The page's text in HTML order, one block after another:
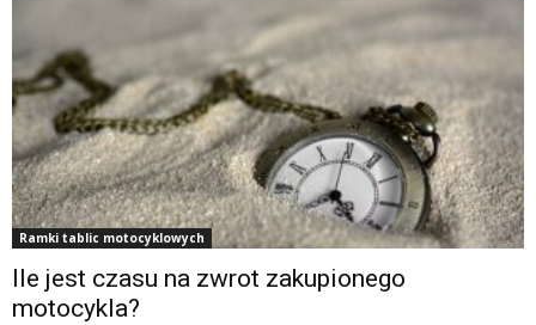
Ramki tablic motocyklowych
Ile jest czasu na zwrot zakupionego
motocykla?